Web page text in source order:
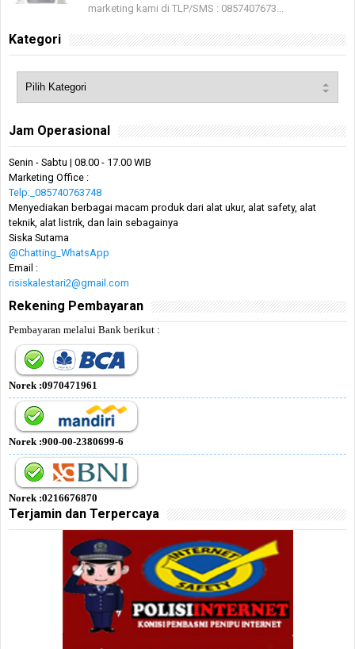
marketing kami di TLP/SMS : 0857407673...
Kategori
Jam Operasional
Senin - Sabtu | 08.00 - 17.00 WIB
Marketing Office :
Telp:_085740763748
Menyediakan berbagai macam produk dari alat ukur, alat safety, alat
teknik, alat listrik, dan lain sebagainya
Siska Sutama
@Chatting_WhatsApp
Email :
risiskalestari2@gmail.com
Rekening Pembayaran
Pembayaran melalui Bank berikut :
Norek :0970471961
Norek :900-00-2380699-6
Norek :0216676870
Terjamin dan Terpercaya